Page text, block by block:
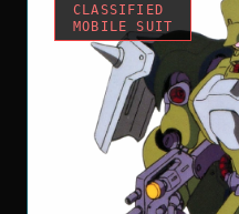
CLASSIFIED
MOBILE SUIT